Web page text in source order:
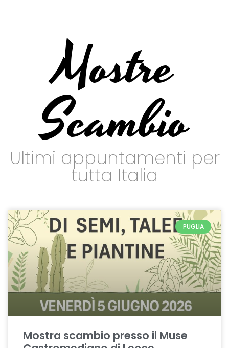
Mostre
Scambio
Ultimi appuntamenti per
tutta Italia
PUGLIA
Mostra scambio presso il Muse